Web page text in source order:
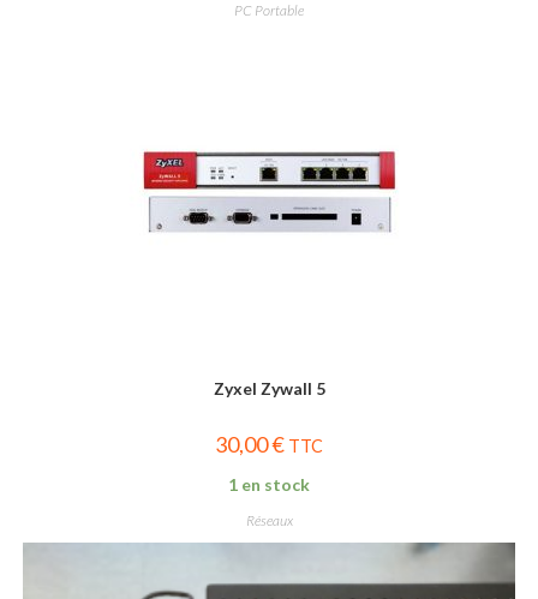
PC Portable
Zyxel Zywall 5
30,00€ TTC
1 en stock
Réseaux